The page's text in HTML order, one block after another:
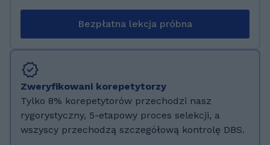
osiąganiu ich celów.
przedszkola do klasy maturalnej. Mogę Cię
matury podstawowej z matematyki,
angielskiego lub niemieckiego oraz matury
rozszerzonej z angielskiego i geografii. Mam
doświadczenie w pomocy uczniom z
zaburzeniami ze spektrum autyzmu i ADHD
oraz wszelkiej maści "trudnymi" uczniami.
Bezpłatna lekcja próbna
Zweryfikowani korepetytorzy
Tylko 8% korepetytorów przechodzi nasz
rygorystyczny, 5-etapowy proces selekcji, a
wszyscy przechodzą szczegółową kontrolę DBS.